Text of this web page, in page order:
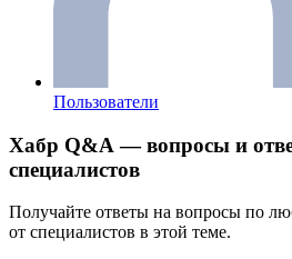
Пользователи
Хабр Q&A — вопросы и
специалистов
Получайте ответы на вопросы по
от специалистов в этой теме.